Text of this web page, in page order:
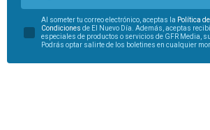
Al someter tu correo electrónico, aceptas la Política
Condiciones de El Nuevo Día. Además, aceptas
especiales de productos o servicios de GFR Media,
Podrás optar salirte de los boletines en cualquier